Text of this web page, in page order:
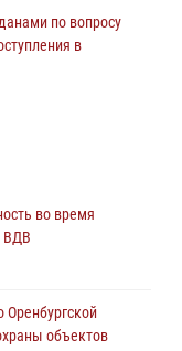
по вопросу
в
Дня
мужчина в тяжелой
во время
ВДВ
Оренбургской
объектов